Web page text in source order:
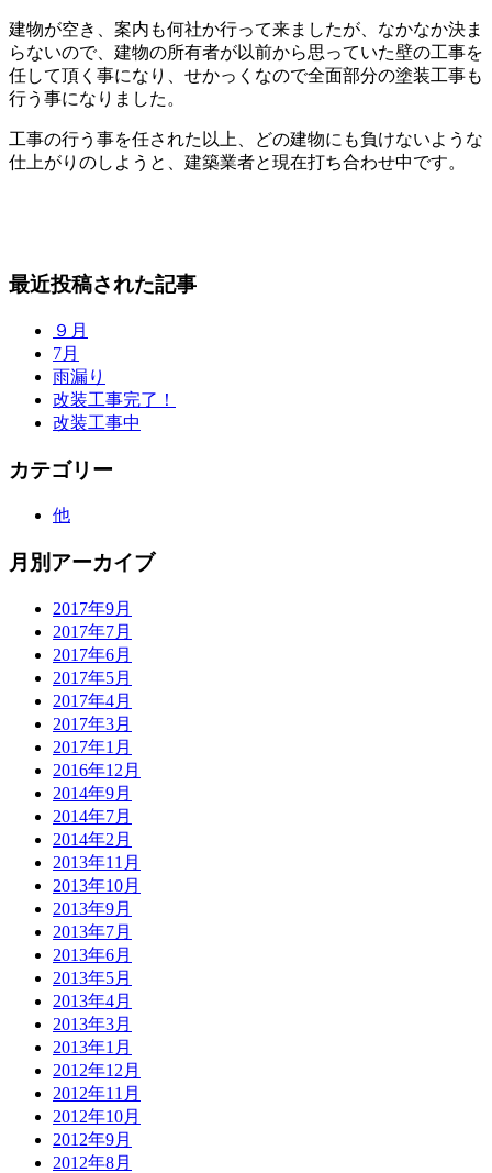
建物が空き、案内も何社か行って来ましたが、なかなか決ま
らないので、建物の所有者が以前から思っていた壁の工事を
任して頂く事になり、せかっくなので全面部分の塗装工事も
行う事になりました。
工事の行う事を任された以上、どの建物にも負けないような
仕上がりのしようと、建築業者と現在打ち合わせ中です。
最近投稿された記事
９月
7月
雨漏り
改装工事完了！
改装工事中
カテゴリー
他
月別アーカイブ
2017年9月
2017年7月
2017年6月
2017年5月
2017年4月
2017年3月
2017年1月
2016年12月
2014年9月
2014年7月
2014年2月
2013年11月
2013年10月
2013年9月
2013年7月
2013年6月
2013年5月
2013年4月
2013年3月
2013年1月
2012年12月
2012年11月
2012年10月
2012年9月
2012年8月